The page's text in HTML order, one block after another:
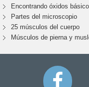
Encontrando óxidos
Partes del microscopio
25 músculos del cuerpo
Músculos de pierna y